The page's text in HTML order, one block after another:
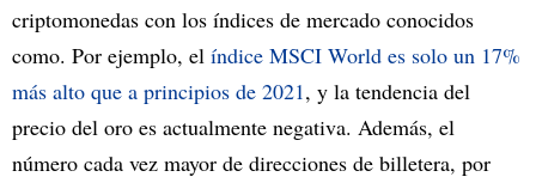
criptomonedas con los índices de mercado conocidos
como. Por ejemplo, el índice MSCI World es solo un 17%
más alto que a principios de 2021, y la tendencia del
precio del oro es actualmente negativa. Además, el
número cada vez mayor de direcciones de billetera, por